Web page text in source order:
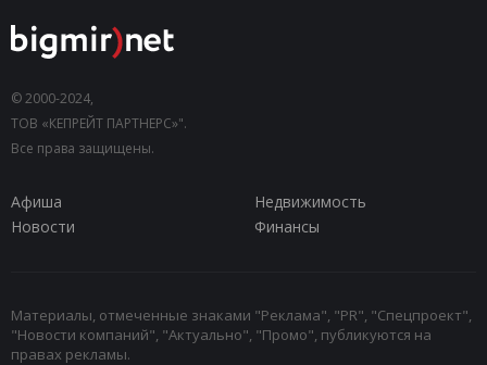
© 2000-2024,
ТОВ «КЕПРЕЙТ ПАРТНЕРС»".
Все права защищены.
Афиша
Недвижимость
Новости
Финансы
Материалы, отмеченные знаками "Реклама", "PR", "Спецпроект",
"Новости компаний", "Актуально", "Промо", публикуются на
правах рекламы.